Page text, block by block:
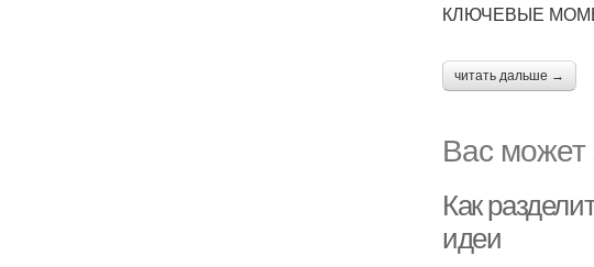
КЛЮЧЕВЫЕ
читать дальше →
Вас может
Как
идеи